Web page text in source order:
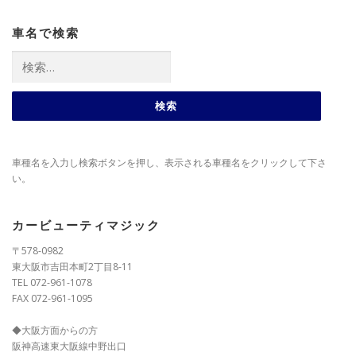
車名で検索
索:
車種名を入力し検索ボタンを押し、表示される車種名をクリックして下さ
い。
カービューティマジック
〒578-0982
東大阪市吉田本町2丁目8-11
TEL 072-961-1078
FAX 072-961-1095
◆大阪方面からの方
阪神高速東大阪線中野出口